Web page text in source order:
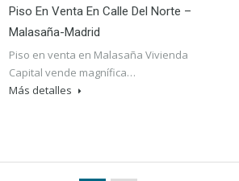
Piso En Venta En Calle Del Norte –
Malasaña-Madrid
Piso en venta en Malasaña Vivienda
Capital vende magnífica…
Más detalles